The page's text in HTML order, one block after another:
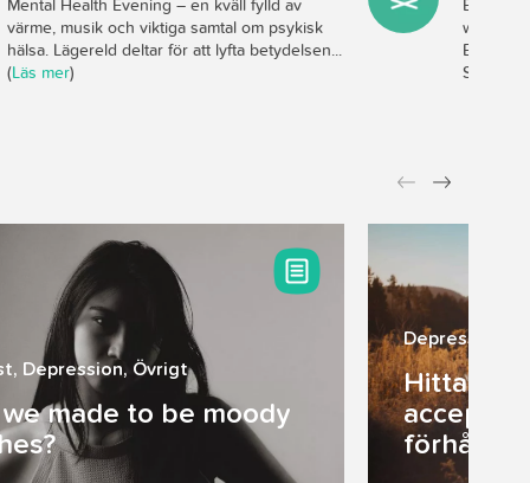
Mental Health Evening – en kväll fylld av
värme, musik och viktiga samtal om psykisk
hälsa. Lägereld deltar för att lyfta betydelsen...
(Läs mer)
Explore
Swedish
, Depression, Övrigt
made to be moody
Depression
Hitta